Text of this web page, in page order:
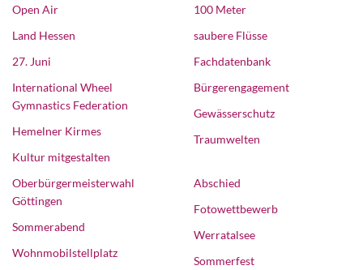
Open Air
Land Hessen
27. Juni
International Wheel
Gymnastics Federation
Hemelner Kirmes
Kultur mitgestalten
100 Meter
saubere Flüsse
Fachdatenbank
Bürgerengagement
Gewässerschutz
Traumwelten
Oberbürgermeisterwahl
Göttingen
Sommerabend
Wohnmobilstellplatz
Abschied
Fotowettbewerb
Werratalsee
Sommerfest